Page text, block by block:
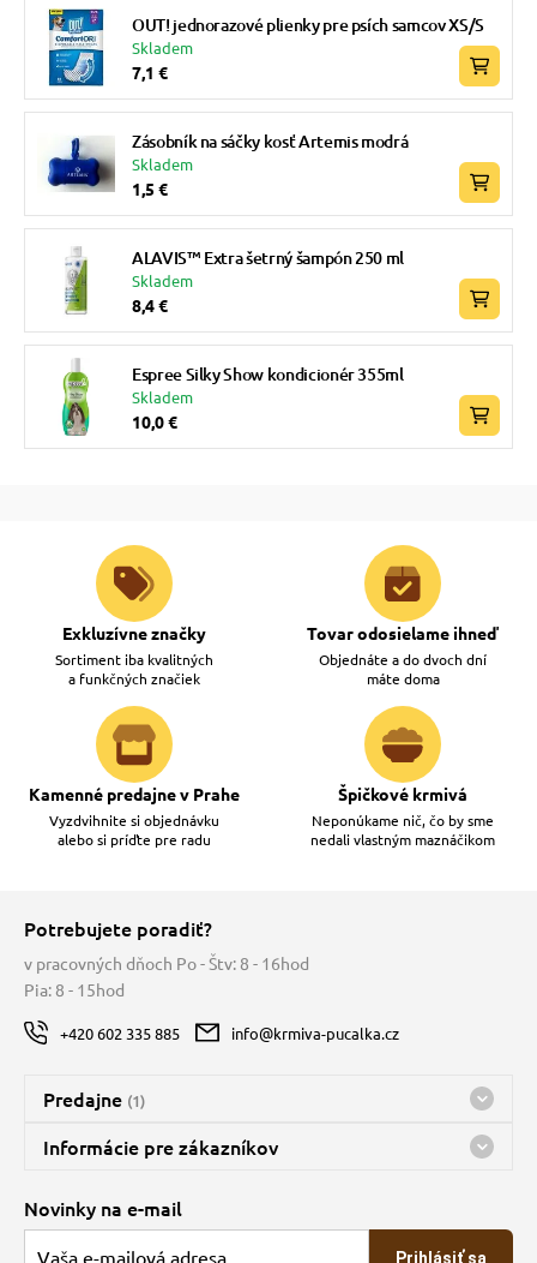
OUT! jednorazové plienky pre psích samcov XS/S
Skladem
7,1 €
Zásobník na sáčky kosť Artemis modrá
Skladem
1,5 €
ALAVIS™ Extra šetrný šampón 250 ml
Skladem
8,4 €
Espree Silky Show kondicionér 355ml
Skladem
10,0 €
Exkluzívne značky
Sortiment iba kvalitných
a funkčných značiek
Tovar odosielame ihneď
Objednáte a do dvoch dní
máte doma
Kamenné predajne v Prahe
Vyzdvihnite si objednávku
alebo si príďte pre radu
Špičkové krmivá
Neponúkame nič, čo by sme
nedali vlastným maznáčikom
Potrebujete poradiť?
v pracovných dňoch Po - Štv: 8 - 16hod
Pia: 8 - 15hod
+420 602 335 885 info@krmiva-pucalka.cz
Predajne (1)
Predajňa a sklad Kbely
nes máme otvorené 08:00 - 15:00
Informácie pre zákazníkov
O spoločnosti
Novinky na e-mail
Prihlásiť sa